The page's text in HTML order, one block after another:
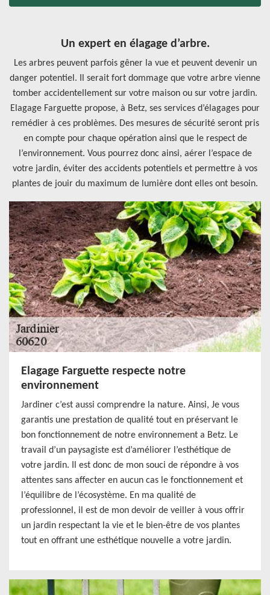
Un expert en élagage d’arbre.
Les arbres peuvent parfois gêner la vue et peuvent devenir un
danger potentiel. Il serait fort dommage que votre arbre vienne
tomber accidentellement sur votre maison ou sur votre jardin.
Elagage Farguette propose, à Betz, ses services d’élagages pour
remédier à ces problèmes. Des mesures de sécurité seront pris
en compte pour chaque opération ainsi que le respect de
l’environnement. Vous pourrez donc ainsi, aérer l’espace de
votre jardin, éviter des accidents potentiels et permettre à vos
plantes de jouir du maximum de lumière dont elles ont besoin.
Elagage Farguette respecte notre
environnement
Jardiner c’est aussi comprendre la nature. Ainsi, Je vous
garantis une prestation de qualité tout en préservant le
bon fonctionnement de notre environnement a Betz. Le
travail d’un paysagiste est d’améliorer l’esthétique de
votre jardin. Il est donc de mon souci de répondre à vos
attentes sans affecter en aucun cas le fonctionnement et
l’équilibre de l’écosystème. En ma qualité de
professionnel, il est de mon devoir de veiller à vous offrir
un jardin respectant la vie et le bien-être de vos plantes
tout en offrant une esthétique nouvelle a votre jardin.